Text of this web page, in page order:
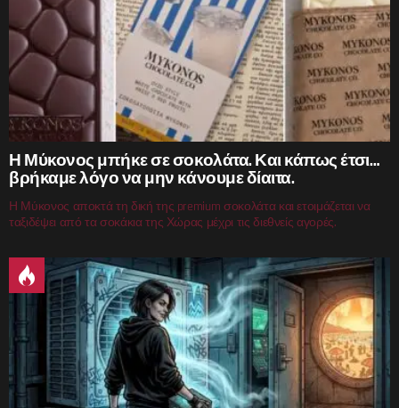
Η Μύκονος μπήκε σε σοκολάτα. Και κάπως έτσι…
βρήκαμε λόγο να μην κάνουμε δίαιτα.
Η Μύκονος αποκτά τη δική της premium σοκολάτα και ετοιμάζεται να
ταξιδέψει από τα σοκάκια της Χώρας μέχρι τις διεθνείς αγορές.